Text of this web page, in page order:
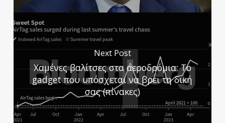
Next Post
Χαμένες βαλίτσες στα αεροδρόμια: Το
gadget που υπόσχεται να βρει τη δική
σας (πίνακες)